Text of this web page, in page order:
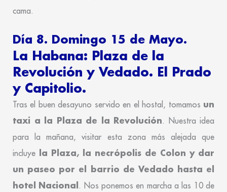
cama.
Día 8. Domingo 15 de Mayo.
La Habana: Plaza de la
Revolución y Vedado. El Prado
y Capitolio.
Tras el buen desayuno servido en el hostal, tomamos un
taxi a la Plaza de la Revolución. Nuestra idea
para la mañana, visitar esta zona más alejada que
incluye
la Plaza, la necrópolis de Colon y dar
un paseo por el barrio de Vedado hasta el
hotel Nacional . Nos ponemos en marcha a las 10 de